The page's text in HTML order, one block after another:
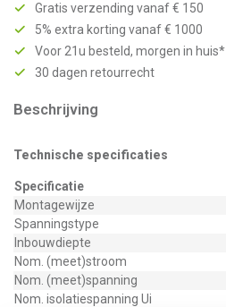
Gratis verzending vanaf € 150
5% extra korting vanaf € 1000
Voor 21u besteld, morgen in huis*
30 dagen retourrecht
Beschrijving
Technische specificaties
Specificatie
Montagewijze
Spanningstype
Inbouwdiepte
Nom. (meet)stroom
Nom. (meet)spanning
Nom. isolatiespanning Ui